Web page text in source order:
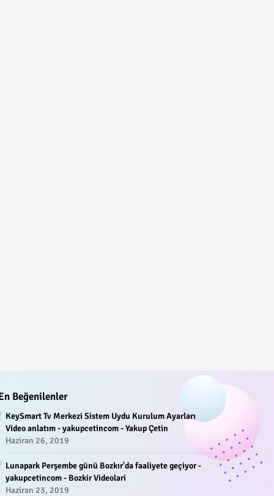
Beğenilenler
KeySmart Tv Merkezi Sistem Uydu Kurulum Ayarları
Video anlatım - yakupcetincom - Yakup Çetin
Haziran 26, 2019
Lunapark Perşembe günü Bozkır'da faaliyete geçiyor -
yakupcetincom - Bozkir Videolari
Haziran 23, 2019